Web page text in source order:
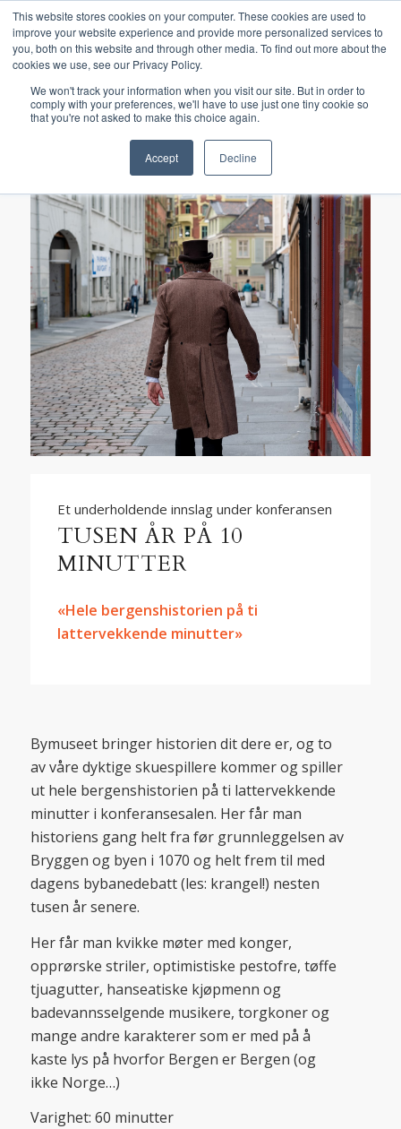
This website stores cookies on your computer. These cookies are used to
improve your website experience and provide more personalized services to
you, both on this website and through other media. To find out more about the
cookies we use, see our Privacy Policy.
We won't track your information when you visit our site. But in order to
comply with your preferences, we'll have to use just one tiny cookie so
that you're not asked to make this choice again.
Accept Decline
BÆREKRAFT NYHETSBREV REISEVILKÅR
Et underholdende innslag under konferansen
TUSEN ÅR PÅ 10
MINUTTER
«Hele bergenshistorien på ti
lattervekkende minutter»
Bymuseet bringer historien dit dere er, og to
av våre dyktige skuespillere kommer og spiller
ut hele bergenshistorien på ti lattervekkende
minutter i konferansesalen. Her får man
historiens gang helt fra før grunnleggelsen av
Bryggen og byen i 1070 og helt frem til med
dagens bybanedebatt (les: krangel!) nesten
tusen år senere.
Her får man kvikke møter med konger,
opprørske striler, optimistiske pestofre, tøffe
tjuagutter, hanseatiske kjøpmenn og
badevannsselgende musikere, torgkoner og
mange andre karakterer som er med på å
kaste lys på hvorfor Bergen er Bergen (og
ikke Norge…)
Varighet: 60 minutter